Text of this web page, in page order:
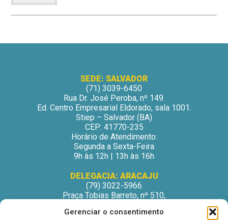
Gerenciar o consentimento
SEDE: SALVADOR
(71) 3039-6450
Rua Dr. José Peroba, nº 149.
Ed. Centro Empresarial Eldorado, sala 1001.
Stiep – Salvador (BA)
CEP: 41770-235
Horário de Atendimento:
Segunda a Sexta-Feira
9h às 12h | 13h às 16h
DELEGACIA: ARACAJU
(79) 3022-5966
Praça Tobias Barreto, nº 510,
São José – Aracaju/SE